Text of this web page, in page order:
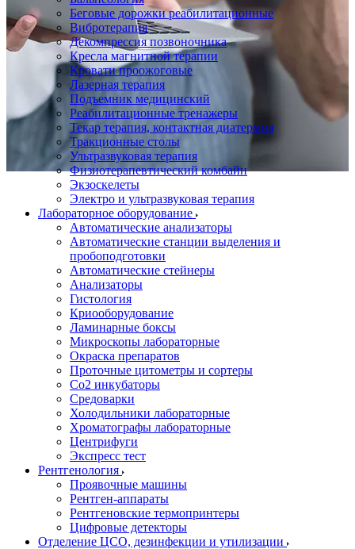
Беговые дорожки реабилитационные
Вибротерапия
Декомпрессия позвоночника
Кресла магнитной терапии
Кровати проожоговые
Лазерная терапия
Подъемник медицинский
Реабилитационные тренажеры
Текар терапия, контактная диатермия
Тракционные столы
Ультразвуковая терапия
Физиотерапевтический комбайн
Экзоскелеты
Электро и ультразвуковая терапия
Лабораторное оборудование
Автоматические анализаторы
Автоматические станции выделения и
пробоподготовки
Автоматические стейнеры
Анализаторы
Гистология
Криооборудование
Ламинарные боксы
Микроскопы лабораторные
Окраска препаратов
Проточные цитометры и сортеры
Со2 инкубаторы
Средоварки
Холодильники лабораторные
Хроматографы лабораторные
Центрифуги
Экспресс тест
Рентгенология
Проявочные машины
Рентген-аппараты
Рентгеновские термопринтеры
Цифровые детекторы
Отделение ЦСО, дезинфекции и утилизации